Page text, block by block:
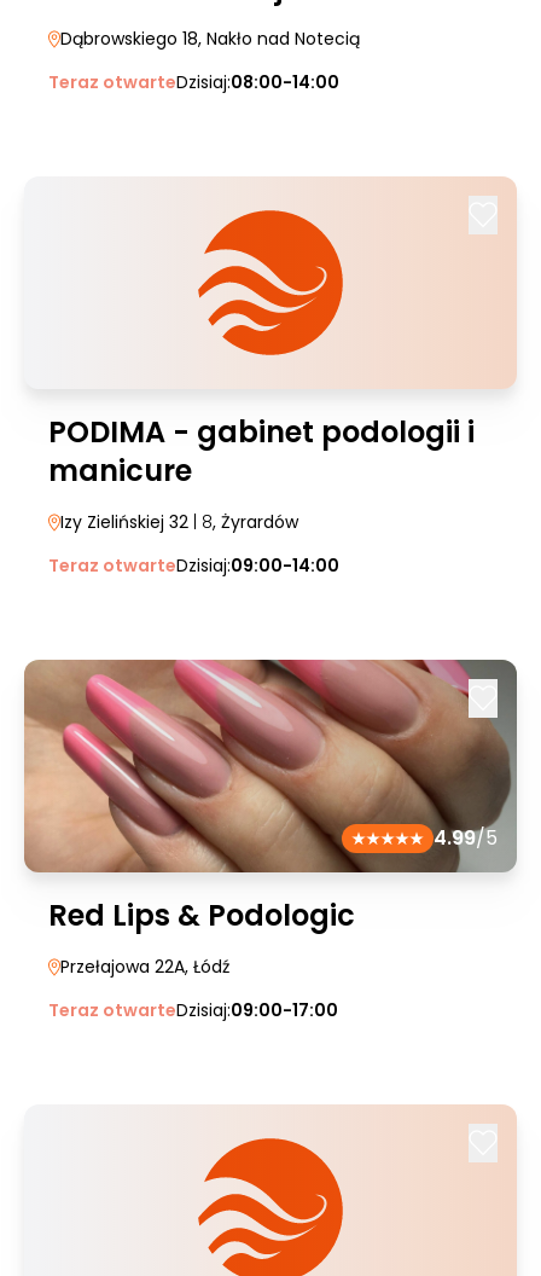
Dąbrowskiego 18, Nakło nad Notecią
Teraz otwarteDzisiaj:08:00-14:00
PODIMA - gabinet podologii i
manicure
Izy Zielińskiej 32 | 8, Żyrardów
Teraz otwarteDzisiaj:09:00-14:00
4.99/5
Red Lips & Podologic
Przełajowa 22A, Łódź
Teraz otwarteDzisiaj:09:00-17:00